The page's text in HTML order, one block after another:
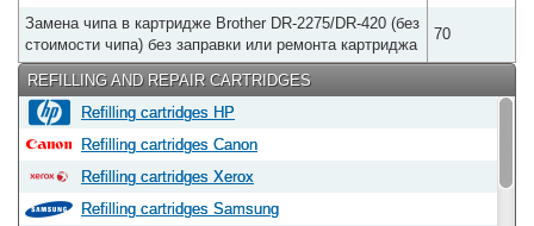
Замена чипа в картридже Brother DR-2275/DR-420 (без
стоимости чипа) без заправки или ремонта картриджа
70
REFILLING AND REPAIR CARTRIDGES
Refilling cartridges HP
Refilling cartridges Canon
Refilling cartridges Xerox
Refilling cartridges Samsung